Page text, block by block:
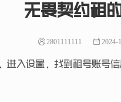
无畏契约租
2801111111 2024-
进入设置，找到租号账号